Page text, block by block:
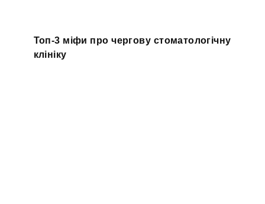
Топ-3 міфи про чергову стоматологічну
клініку